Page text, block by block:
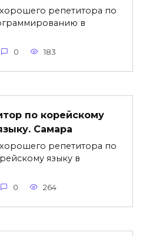
репетитора по
в
0 183
по корейскому
Самара
репетитора по
языку в
0 264